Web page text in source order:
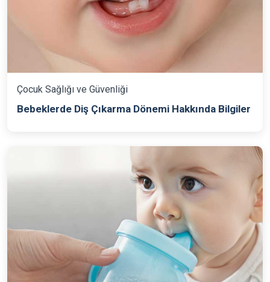
Çocuk Sağlığı ve Güvenliği
Bebeklerde Diş Çıkarma Dönemi Hakkında Bilgiler